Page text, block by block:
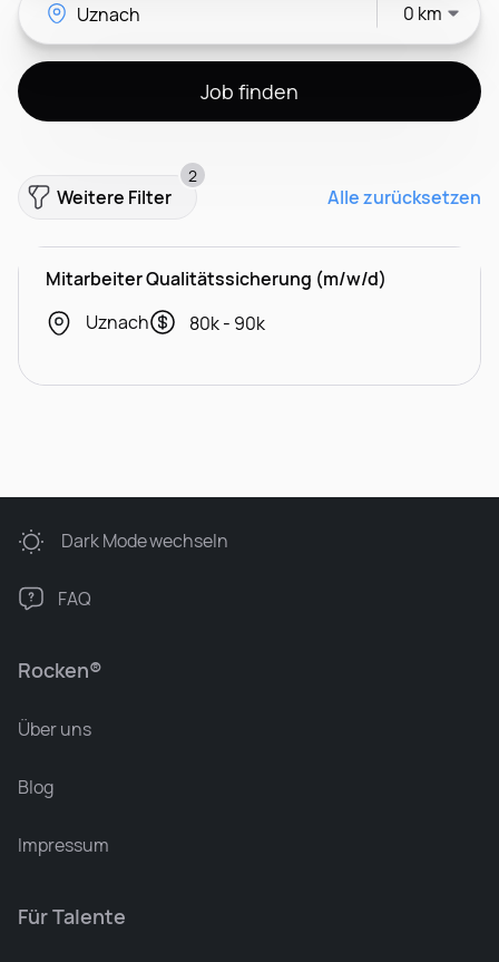
0 km
Job finden
Weitere Filter
2
Alle zurücksetzen
Mitarbeiter Qualitätssicherung (m/w/d)
Uznach
80k - 90k
Rocken®
Über uns
Blog
Impressum
Für Talente
Dark Modewechseln
FAQ